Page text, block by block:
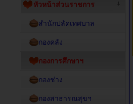
หัวหน้าส่วนราชการ
สำนักปลัดเทศบาล
กองคลัง
กองการศึกษาฯ
กองช่าง
กองสาธารณสุขฯ